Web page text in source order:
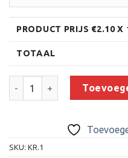
PRODUCT PRIJS €2.10X
TOTAAL
SKU: KR.1